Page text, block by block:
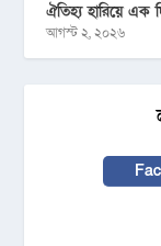
ঐতিহ্য হারিয়ে এক
আগস্ট ২, ২০২৬